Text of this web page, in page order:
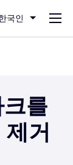
국인
를
거